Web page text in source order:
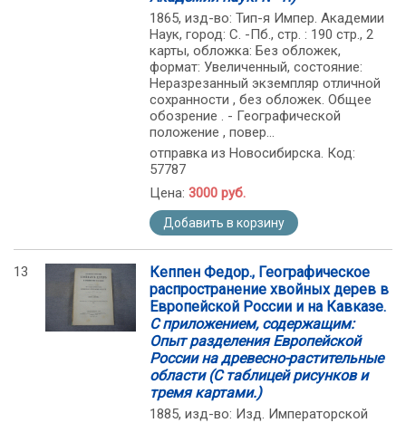
1865, изд-во: Тип-я Импер. Академии
Наук, город: С. -Пб., стр. : 190 стр., 2
карты, обложка: Без обложек,
формат: Увеличенный, состояние:
Неразрезанный экземпляр отличной
сохранности , без обложек. Общее
обозрение . - Географической
положение , повер...
отправка из Новосибирска. Код:
57787
Цена: 3000 руб.
Добавить в корзину
13
Кеппен Федор., Географическое
распространение хвойных дерев в
Европейской России и на Кавказе.
С приложением, содержащим:
Опыт разделения Европейской
России на древесно-растительные
области (С таблицей рисунков и
тремя картами.)
1885, изд-во: Изд. Императорской